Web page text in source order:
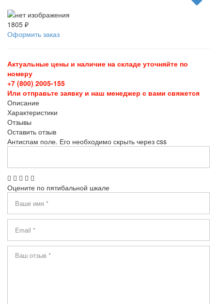
1805 ₽
Оформить заказ
Актуальные цены и наличие на складе уточняйте по
номеру
+7 (800) 2005-155
Или отправьте заявку и наш менеджер с вами свяжется
Описание
Характеристики
Отзывы
Оставить отзыв
Антиспам поле. Его необходимо скрыть через css
Оцените по пятибальной шкале